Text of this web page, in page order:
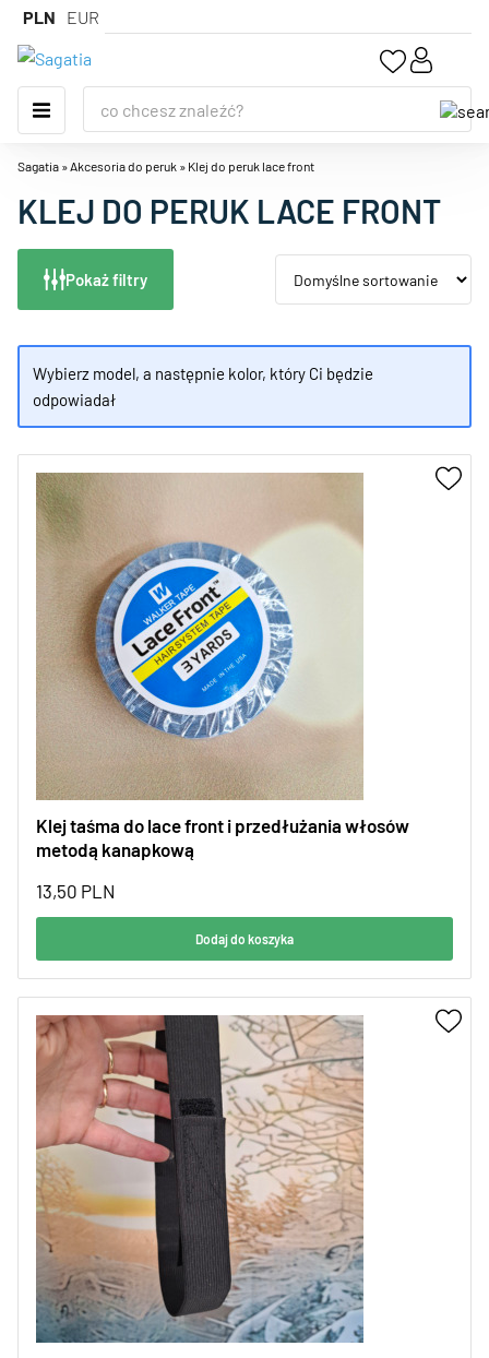
PLN EUR
Sagatia »Akcesoria do peruk » Klej do peruk lace front
KLEJ DO PERUK LACE FRONT
Pokaż filtry
Wybierz model, a następnie kolor, który Ci będzie
odpowiadał
Klej taśma do lace front i przedłużania włosów
metodą kanapkową
13,50 PLN
Dodaj do koszyka